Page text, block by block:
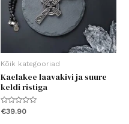
Kõik kategooriad
Kaelakee laavakivi ja suure
keldi ristiga
Hinnanguga
€39.90